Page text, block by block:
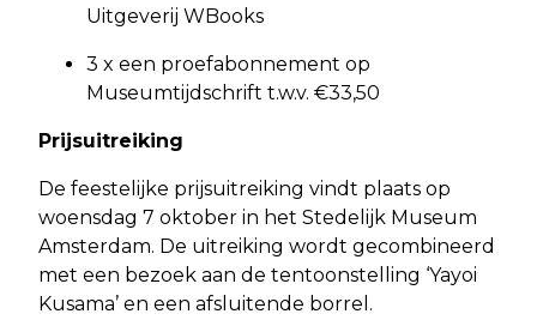
Uitgeverij WBooks
3 x een proefabonnement op
Museumtijdschrift t.w.v. €33,50
Prijsuitreiking
De feestelijke prijsuitreiking vindt plaats op
woensdag 7 oktober in het Stedelijk Museum
Amsterdam. De uitreiking wordt gecombineerd
met een bezoek aan de tentoonstelling ‘Yayoi
Kusama’ en een afsluitende borrel.